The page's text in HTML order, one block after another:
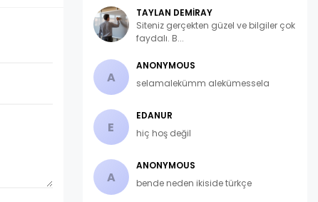
TAYLAN DEMIRAY
Siteniz gerçekten güzel ve bilgiler çok
faydalı. B...
A
ANONYMOUS
selamalekümm alekümessela
E
EDANUR
hiç hoş değil
A
ANONYMOUS
bende neden ikiside türkçe